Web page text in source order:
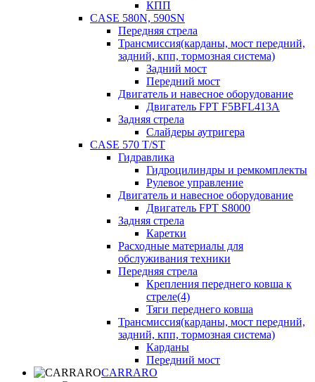
КПП
CASE 580N, 590SN
Передняя стрела
Трансмиссия(карданы, мост передний,
задний, кпп, тормозная система)
Задний мост
Передний мост
Двигатель и навесное оборудование
Двигатель FPT F5BFL413A
Задняя стрела
Слайдеры аутригера
CASE 570 T/ST
Гидравлика
Гидроцилиндры и ремкомплекты
Рулевое управление
Двигатель и навесное оборудование
Двигатель FPT S8000
Задняя стрела
Каретки
Расходные материалы для
обслуживания техники
Передняя стрела
Крепления переднего ковша к
стреле(4)
Тяги переднего ковша
Трансмиссия(карданы, мост передний,
задний, кпп, тормозная система)
Карданы
Передний мост
CARRARO